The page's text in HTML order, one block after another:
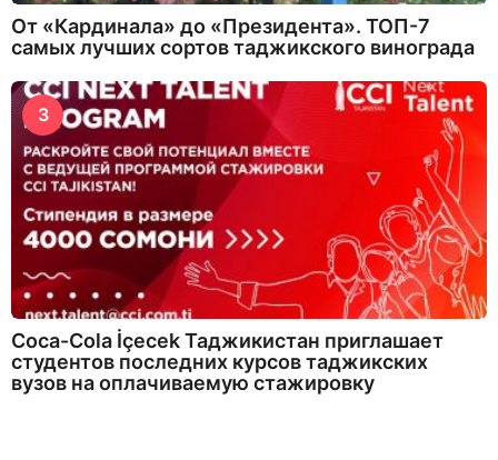
От «Кардинала» до «Президента». ТОП-7
самых лучших сортов таджикского винограда
3
Coca-Cola İçecek Таджикистан приглашает
студентов последних курсов таджикских
вузов на оплачиваемую стажировку